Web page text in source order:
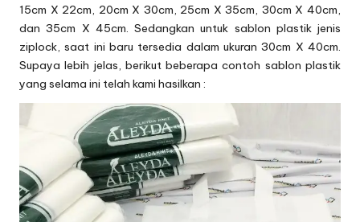
15cm X 22cm, 20cm X 30cm, 25cm X 35cm, 30cm X 40cm,
dan 35cm X 45cm. Sedangkan untuk sablon plastik jenis
ziplock, saat ini baru tersedia dalam ukuran 30cm X 40cm.
Supaya lebih jelas, berikut beberapa contoh sablon plastik
yang selama ini telah kami hasilkan :